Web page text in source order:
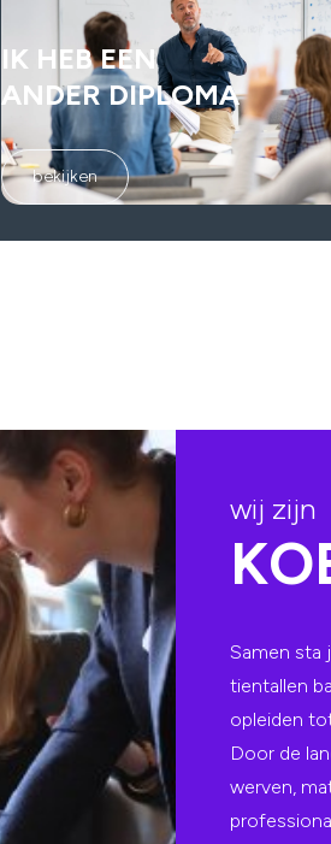
IK HEB EEN
ANDER DIPLOMA
bekijken
wij zijn
Samen sta
tientallen
opleiden
Door de
werven,